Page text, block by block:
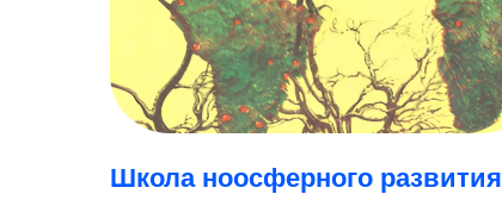
Школа ноосферного развития